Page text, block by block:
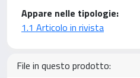
Appare nelle tipologie:
1.1 Articolo in rivista
File in questo prodotto: